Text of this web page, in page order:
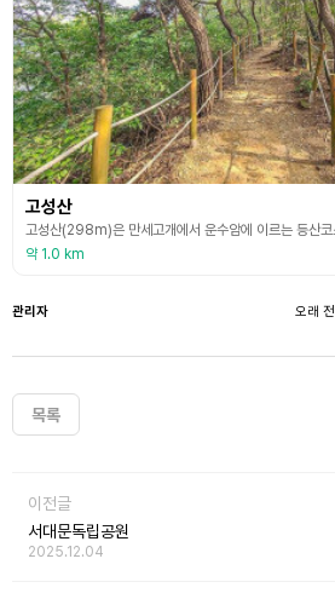
고성산
약 1.0 km
관리자 오래 전
목록
이전글
서대문독립공원
2025.12.04